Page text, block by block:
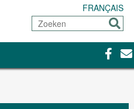
FRANÇAIS
Zoeken
Sturen